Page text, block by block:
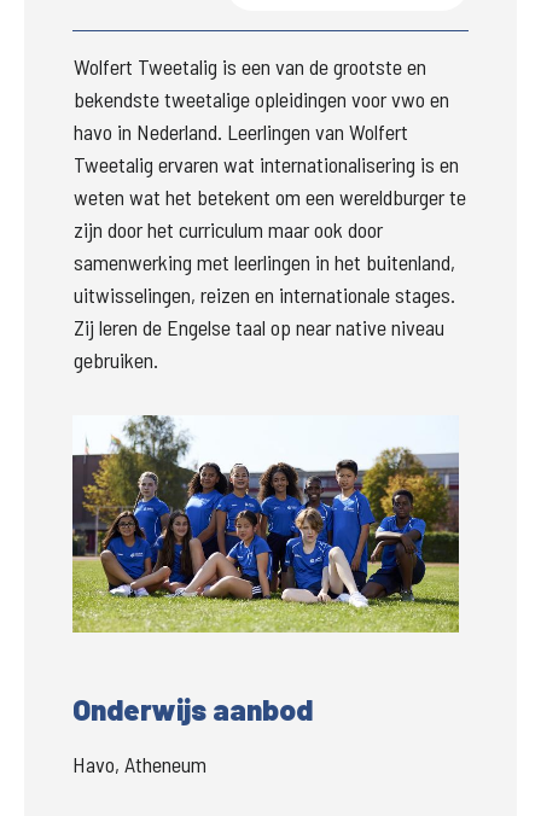
Wolfert Tweetalig is een van de grootste en
bekendste tweetalige opleidingen voor vwo en
havo in Nederland. Leerlingen van Wolfert
Tweetalig ervaren wat internationalisering is en
weten wat het betekent om een wereldburger te
zijn door het curriculum maar ook door
samenwerking met leerlingen in het buitenland,
uitwisselingen, reizen en internationale stages.
Zij leren de Engelse taal op near native niveau
gebruiken.
Onderwijs aanbod
Havo, Atheneum